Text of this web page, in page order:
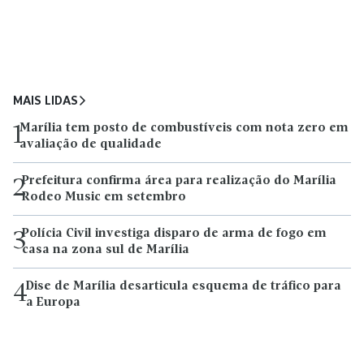
MAIS LIDAS
1Marília tem posto de combustíveis com nota zero em
avaliação de qualidade
2Prefeitura confirma área para realização do Marília
Rodeo Music em setembro
3Polícia Civil investiga disparo de arma de fogo em
casa na zona sul de Marília
4Dise de Marília desarticula esquema de tráfico para
a Europa